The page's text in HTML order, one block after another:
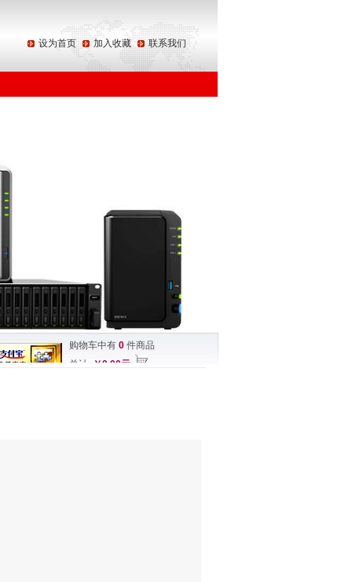
设为首页 加入收藏 联系我们
购物车中有 0 件商品
总计
￥0.00元